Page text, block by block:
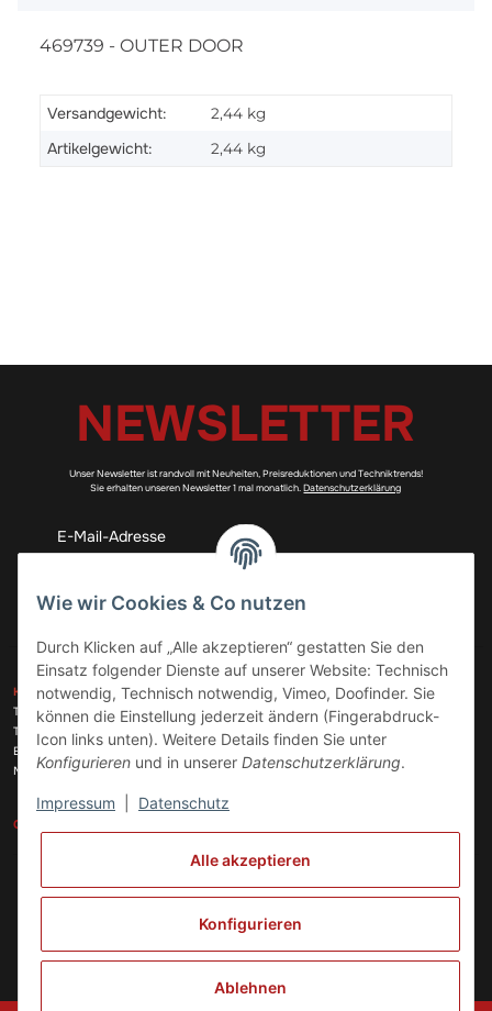
469739 - OUTER DOOR
Versandgewicht: 2,44 kg
Artikelgewicht: 2,44 kg
NEWSLETTER
Unser Newsletter ist randvoll mit Neuheiten, Preisreduktionen und Techniktrends!
Sie erhalten unseren Newsletter 1 mal monatlich.Datenschutzerklärung
Abonnieren
KONTAKT
Telefon:+49 (0)6074 816 08 0
Telefax:
+49 (0)6074 215 08 60
E-Mail:
info@meinhausgeraetedoc.de
Max Planck Str. 6 c, 63322 Rödermark
GESETZLICHE INFORMATIONEN
ZAHLUNGSARTEN
VERSANDARTEN
Vertrag widerrufen
Wie wir Cookies & Co nutzen
Durch Klicken auf „Alle akzeptieren“ gestatten Sie den
Einsatz folgender Dienste auf unserer Website: Technisch
notwendig, Technisch notwendig, Vimeo, Doofinder. Sie
können die Einstellung jederzeit ändern (Fingerabdruck-
Icon links unten). Weitere Details finden Sie unter
Konfigurieren und in unserer Datenschutzerklärung.
Impressum Datenschutz
Alle akzeptieren
Konfigurieren
Ablehnen